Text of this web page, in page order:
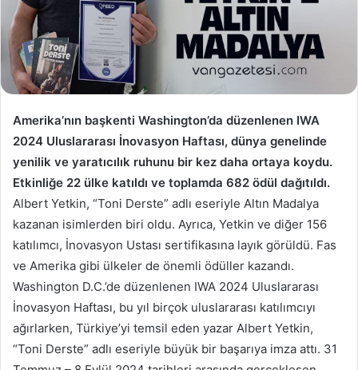
Amerika’nın başkenti Washington’da düzenlenen IWA
2024 Uluslararası İnovasyon Haftası, dünya genelinde
yenilik ve yaratıcılık ruhunu bir kez daha ortaya koydu.
Etkinliğe 22 ülke katıldı ve toplamda 682 ödül dağıtıldı.
Albert Yetkin, “Toni Derste” adlı eseriyle Altın Madalya
kazanan isimlerden biri oldu. Ayrıca, Yetkin ve diğer 156
katılımcı, İnovasyon Ustası sertifikasına layık görüldü. Fas
ve Amerika gibi ülkeler de önemli ödüller kazandı.
Washington D.C.’de düzenlenen IWA 2024 Uluslararası
İnovasyon Haftası, bu yıl birçok uluslararası katılımcıyı
ağırlarken, Türkiye’yi temsil eden yazar Albert Yetkin,
“Toni Derste” adlı eseriyle büyük bir başarıya imza attı. 31